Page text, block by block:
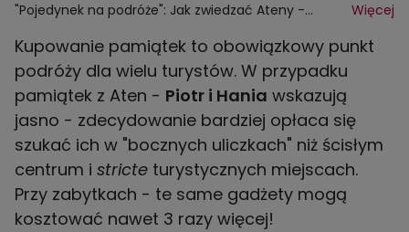
"Pojedynek na podróże": Jak zwiedzać Ateny -
Więcej
Kupowanie pamiątek to obowiązkowy punkt
podróży dla wielu turystów. W przypadku
pamiątek z Aten - Piotr i Hania wskazują
jasno - zdecydowanie bardziej opłaca się
szukać ich w "bocznych uliczkach" niż ścisłym
centrum i stricte turystycznych miejscach.
Przy zabytkach - te same gadżety mogą
kosztować nawet 3 razy więcej!